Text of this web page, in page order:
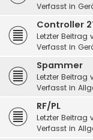
Verfasst in
Controller
Letzter Beitrag
Verfasst in
Spammer
Letzter Beitrag
Verfasst in
RF/PL
Letzter Beitrag
Verfasst in